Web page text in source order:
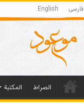
فارسی English
الصراط المکتبة